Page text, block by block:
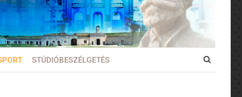
STÚDIÓBESZÉLGETÉS